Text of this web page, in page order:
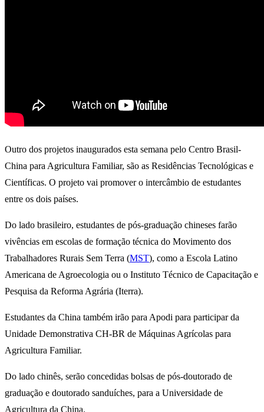
Outro dos projetos inaugurados esta semana pelo Centro Brasil-
China para Agricultura Familiar, são as Residências Tecnológicas e
Científicas. O projeto vai promover o intercâmbio de estudantes
entre os dois países.
Do lado brasileiro, estudantes de pós-graduação chineses farão
vivências em escolas de formação técnica do Movimento dos
Trabalhadores Rurais Sem Terra (MST), como a Escola Latino
Americana de Agroecologia ou o Instituto Técnico de Capacitação e
Pesquisa da Reforma Agrária (Iterra).
Estudantes da China também irão para Apodi para participar da
Unidade Demonstrativa CH-BR de Máquinas Agrícolas para
Agricultura Familiar.
Do lado chinês, serão concedidas bolsas de pós-doutorado de
graduação e doutorado sanduíches, para a Universidade de
Agricultura da China.